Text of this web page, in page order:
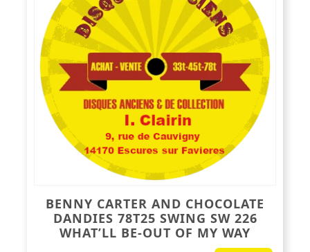
BENNY CARTER AND CHOCOLATE
DANDIES 78T25 SWING SW 226
WHAT’LL BE-OUT OF MY WAY